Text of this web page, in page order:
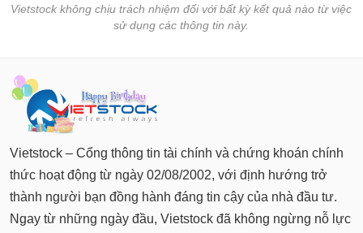
Vietstock không chịu trách nhiệm đối với bất kỳ kết quả nào từ việc
sử dụng các thông tin này.
Vietstock – Cổng thông tin tài chính và chứng khoán chính
thức hoạt động từ ngày 02/08/2002, với định hướng trở
thành người bạn đồng hành đáng tin cậy của nhà đầu tư.
Ngay từ những ngày đầu, Vietstock đã không ngừng nỗ lực